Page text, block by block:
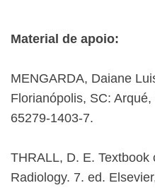
Material de apoio:
MENGARDA, Daiane
Florianópolis, SC:
65279-1403-7.
THRALL, D. E.
Radiology. 7. ed.